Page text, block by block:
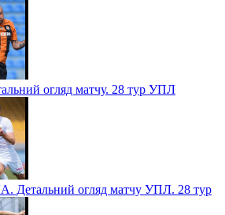
огляд матчу. 28 тур УПЛ
огляд матчу УПЛ. 28 тур